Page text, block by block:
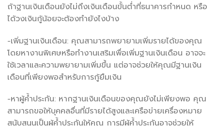
ถ้าฐานเงินเดือนยังไม่ถึงเงินเดือนขั้นต่ำที่ธนาคารกำหนด หรือ
ได้วงเงินกู้น้อยจะต้องทำยังไงบ้าง
-เพิ่มฐานเงินเดือน: คุณสามารถพยายามเพิ่มรายได้ของคุณ
โดยหางานพิเศษหรือทำงานเสริมเพื่อเพิ่มฐานเงินเดือน อาจจะ
ใช้เวลาและความพยายามเพิ่มขึ้น แต่อาจช่วยให้คุณมีฐานเงิน
เดือนที่เพียงพอสำหรับการกู้ยืมเงิน
-หาผู้ค้ำประกัน: หากฐานเงินเดือนของคุณยังไม่เพียงพอ คุณ
สามารถขอให้บุคคลอื่นที่มีรายได้สูงและเครือข่ายเครื่องหมาย
สนับสนุนเป็นผู้ค้ำประกันให้คุณ การมีผู้ค้ำประกันอาจช่วยให้